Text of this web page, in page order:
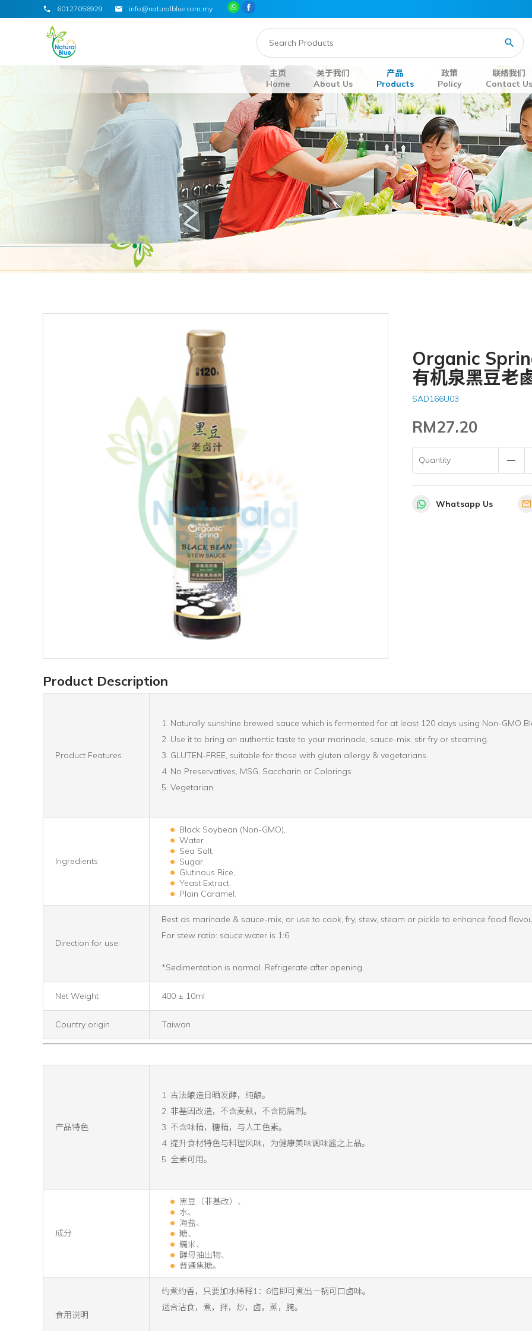
60127056929 info@naturalblue.com.my
主页
Home
关于我们
About Us
产品
Products
政策
Policy
联络我们
Contact Us
Organic
有机泉黑豆老
SAD166U03
RM27.20
Quantity remove
Whatsapp Us
Product Description
Product Features
1. Naturally sunshine brewed sauce which is fermented for at least 120 days using Non-GMO
2. Use it to bring an authentic taste to your marinade, sauce-mix, stir fry or steaming.
3. GLUTEN-FREE, suitable for those with gluten allergy & vegetarians.
4. No Preservatives, MSG, Saccharin or Colorings
5. Vegetarian
Ingredients
Black Soybean (Non-GMO),
Water ,
Sea Salt,
Sugar,
Glutinous Rice,
Yeast Extract,
Plain Caramel.
Direction for use:
Best as marinade & sauce-mix, or use to cook, fry, stew, steam or pickle to enhance food
For stew ratio: sauce:water is 1:6.
*Sedimentation is normal. Refrigerate after opening.
Net Weight 400 ± 10ml
Country origin Taiwan
产品特色
1. 古法酿造日晒发酵，纯酿。
2. 非基因改造，不含麦麸，不含防腐剂。
3. 不含味精，糖精，与人工色素。
4. 提升食材特色与料理风味，为健康美味调味酱之上品。
5. 全素可用。
成分
黑豆（非基改）、
水、
海盐、
糖、
糯米、
酵母抽出物、
普通焦糖。
食用说明
约煮约香，只要加水稀释1：6倍即可煮出一锅可口卤味。
适合沾食，煮，拌，炒，卤，蒸，腌。